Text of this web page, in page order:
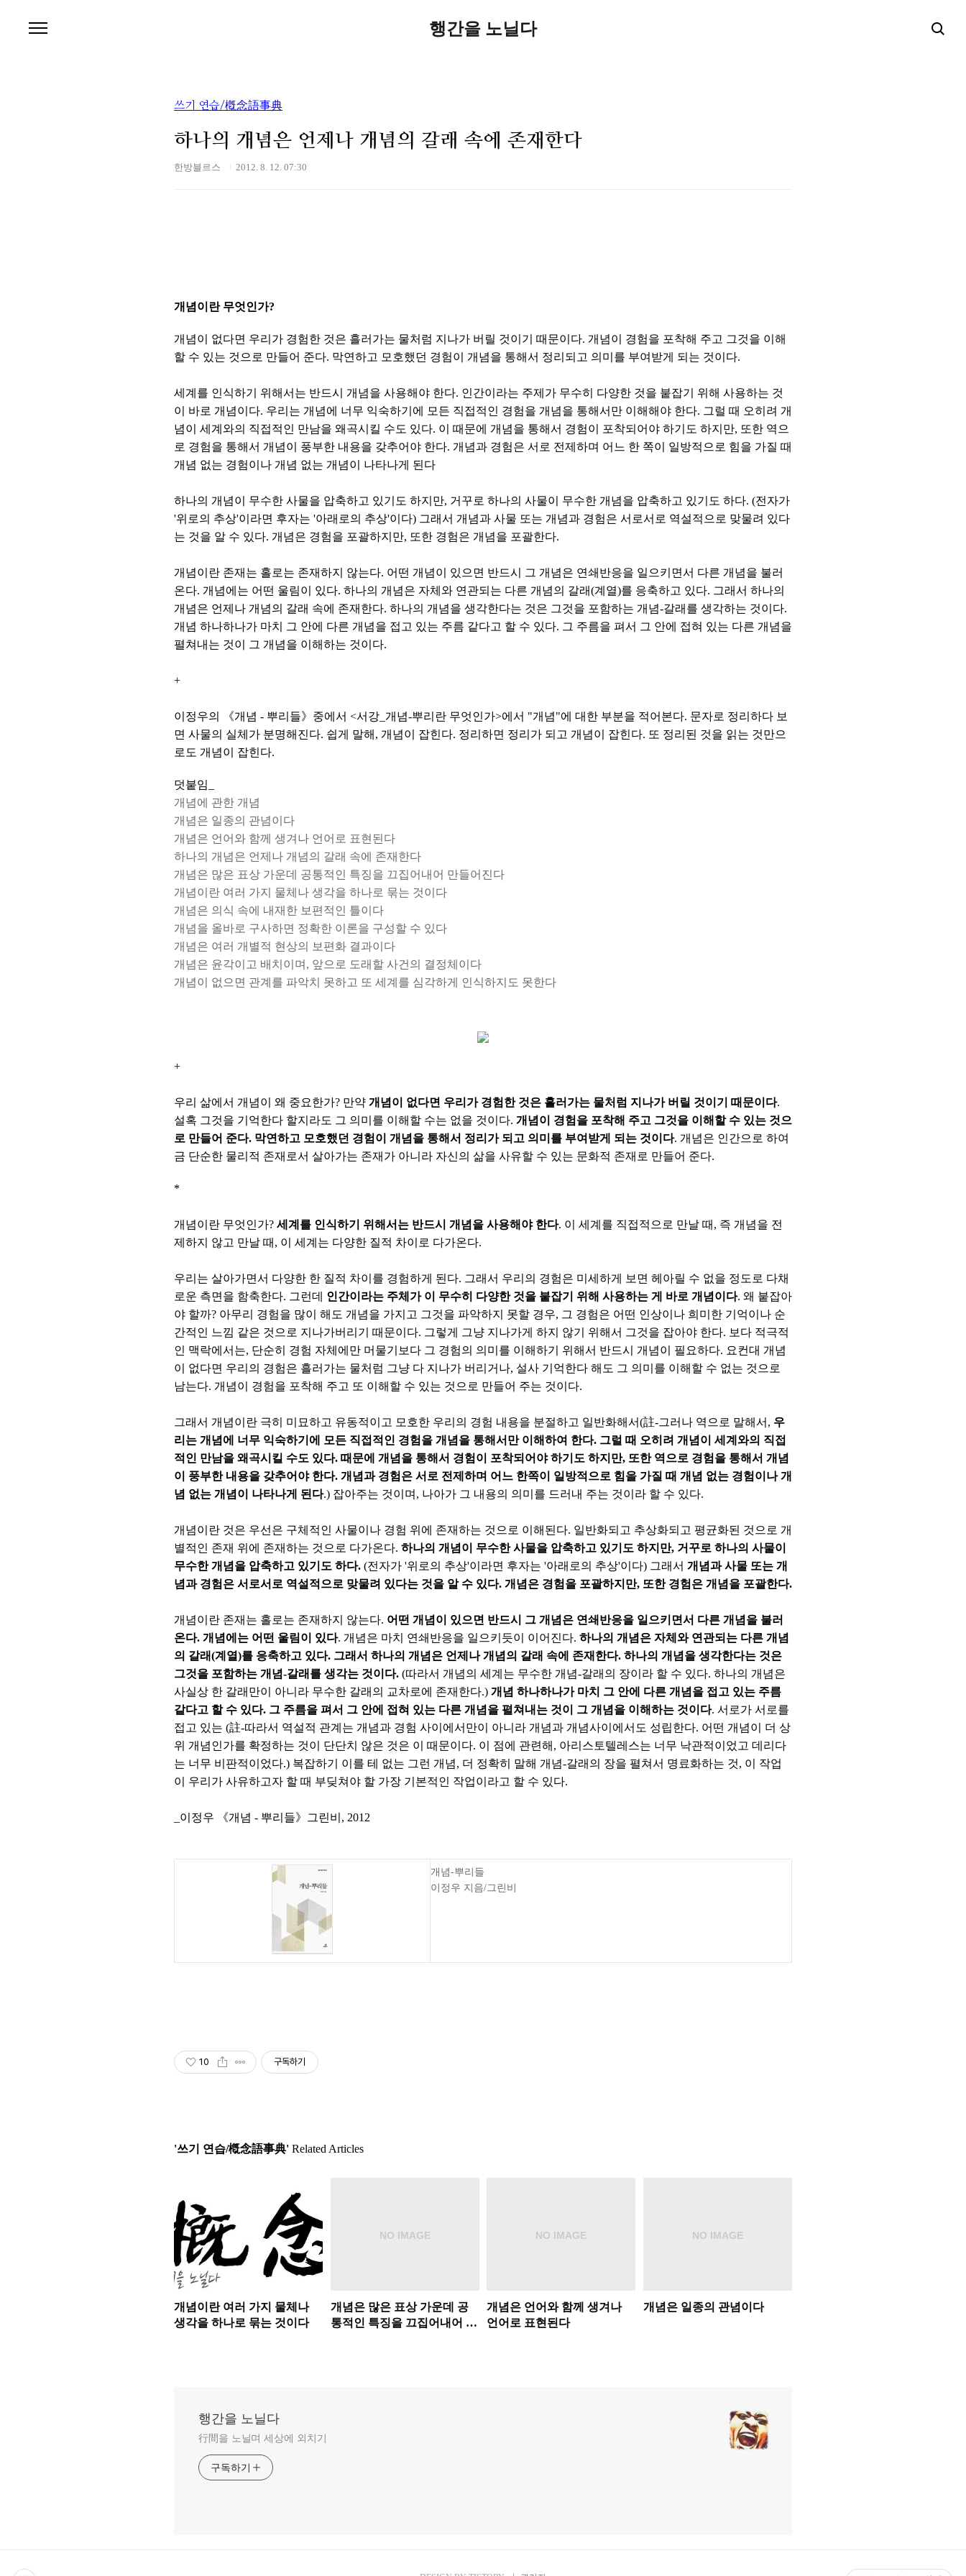
행간을 노닐다
쓰기 연습/槪念語事典
하나의 개념은 언제나 개념의 갈래 속에 존재한다
한방블르스 2012. 8. 12. 07:30
개념이란 무엇인가?
개념이 없다면 우리가 경험한 것은 흘러가는 물처럼 지나가 버릴 것이기 때문이다. 개념이 경험을 포착해 주고 그것을 이해
할 수 있는 것으로 만들어 준다. 막연하고 모호했던 경험이 개념을 통해서 정리되고 의미를 부여받게 되는 것이다.
세계를 인식하기 위해서는 반드시 개념을 사용해야 한다. 인간이라는 주제가 무수히 다양한 것을 붙잡기 위해 사용하는 것
이 바로 개념이다. 우리는 개념에 너무 익숙하기에 모든 직접적인 경험을 개념을 통해서만 이해해야 한다. 그럴 때 오히려 개
념이 세계와의 직접적인 만남을 왜곡시킬 수도 있다. 이 때문에 개념을 통해서 경험이 포착되어야 하기도 하지만, 또한 역으
로 경험을 통해서 개념이 풍부한 내용을 갖추어야 한다. 개념과 경험은 서로 전제하며 어느 한 쪽이 일방적으로 힘을 가질 때
개념 없는 경험이나 개념 없는 개념이 나타나게 된다
하나의 개념이 무수한 사물을 압축하고 있기도 하지만, 거꾸로 하나의 사물이 무수한 개념을 압축하고 있기도 하다. (전자가
'위로의 추상'이라면 후자는 '아래로의 추상'이다) 그래서 개념과 사물 또는 개념과 경험은 서로서로 역설적으로 맞물려 있다
는 것을 알 수 있다. 개념은 경험을 포괄하지만, 또한 경험은 개념을 포괄한다.
개념이란 존재는 홀로는 존재하지 않는다. 어떤 개념이 있으면 반드시 그 개념은 연쇄반응을 일으키면서 다른 개념을 불러
온다. 개념에는 어떤 울림이 있다. 하나의 개념은 자체와 연관되는 다른 개념의 갈래(계열)를 응축하고 있다. 그래서 하나의
개념은 언제나 개념의 갈래 속에 존재한다. 하나의 개념을 생각한다는 것은 그것을 포함하는 개념-갈래를 생각하는 것이다.
개념 하나하나가 마치 그 안에 다른 개념을 접고 있는 주름 같다고 할 수 있다. 그 주름을 펴서 그 안에 접혀 있는 다른 개념을
펼쳐내는 것이 그 개념을 이해하는 것이다.
+
이정우의 《개념 - 뿌리들》중에서 <서강_개념-뿌리란 무엇인가>에서 "개념"에 대한 부분을 적어본다. 문자로 정리하다 보
면 사물의 실체가 분명해진다. 쉽게 말해, 개념이 잡힌다. 정리하면 정리가 되고 개념이 잡힌다. 또 정리된 것을 읽는 것만으
로도 개념이 잡힌다.
덧붙임_
개념에 관한 개념
개념은 일종의 관념이다
개념은 언어와 함께 생겨나 언어로 표현된다
하나의 개념은 언제나 개념의 갈래 속에 존재한다
개념은 많은 표상 가운데 공통적인 특징을 끄집어내어 만들어진다
개념이란 여러 가지 물체나 생각을 하나로 묶는 것이다
개념은 의식 속에 내재한 보편적인 틀이다
개념을 올바로 구사하면 정확한 이론을 구성할 수 있다
개념은 여러 개별적 현상의 보편화 결과이다
개념은 윤각이고 배치이며, 앞으로 도래할 사건의 결정체이다
개념이 없으면 관계를 파악치 못하고 또 세계를 심각하게 인식하지도 못한다
+
우리 삶에서 개념이 왜 중요한가? 만약 개념이 없다면 우리가 경험한 것은 흘러가는 물처럼 지나가 버릴 것이기 때문이다.
설혹 그것을 기억한다 할지라도 그 의미를 이해할 수는 없을 것이다. 개념이 경험을 포착해 주고 그것을 이해할 수 있는 것으
로 만들어 준다. 막연하고 모호했던 경험이 개념을 통해서 정리가 되고 의미를 부여받게 되는 것이다. 개념은 인간으로 하여
금 단순한 물리적 존재로서 살아가는 존재가 아니라 자신의 삶을 사유할 수 있는 문화적 존재로 만들어 준다.
*
개념이란 무엇인가? 세계를 인식하기 위해서는 반드시 개념을 사용해야 한다. 이 세계를 직접적으로 만날 때, 즉 개념을 전
제하지 않고 만날 때, 이 세계는 다양한 질적 차이로 다가온다.
우리는 살아가면서 다양한 한 질적 차이를 경험하게 된다. 그래서 우리의 경험은 미세하게 보면 헤아릴 수 없을 정도로 다채
로운 측면을 함축한다. 그런데 인간이라는 주체가 이 무수히 다양한 것을 붙잡기 위해 사용하는 게 바로 개념이다. 왜 붙잡아
야 할까? 아무리 경험을 많이 해도 개념을 가지고 그것을 파악하지 못할 경우, 그 경험은 어떤 인상이나 희미한 기억이나 순
간적인 느낌 같은 것으로 지나가버리기 때문이다. 그렇게 그냥 지나가게 하지 않기 위해서 그것을 잡아야 한다. 보다 적극적
인 맥락에서는, 단순히 경험 자체에만 머물기보다 그 경험의 의미를 이해하기 위해서 반드시 개념이 필요하다. 요컨대 개념
이 없다면 우리의 경험은 흘러가는 물처럼 그냥 다 지나가 버리거나, 설사 기억한다 해도 그 의미를 이해할 수 없는 것으로
남는다. 개념이 경험을 포착해 주고 또 이해할 수 있는 것으로 만들어 주는 것이다.
그래서 개념이란 극히 미묘하고 유동적이고 모호한 우리의 경험 내용을 분절하고 일반화해서(註-그러나 역으로 말해서, 우
리는 개념에 너무 익숙하기에 모든 직접적인 경험을 개념을 통해서만 이해하여 한다. 그럴 때 오히려 개념이 세계와의 직접
적인 만남을 왜곡시킬 수도 있다. 때문에 개념을 통해서 경험이 포착되어야 하기도 하지만, 또한 역으로 경험을 통해서 개념
이 풍부한 내용을 갖추어야 한다. 개념과 경험은 서로 전제하며 어느 한쪽이 일방적으로 힘을 가질 때 개념 없는 경험이나 개
념 없는 개념이 나타나게 된다.) 잡아주는 것이며, 나아가 그 내용의 의미를 드러내 주는 것이라 할 수 있다.
개념이란 것은 우선은 구체적인 사물이나 경험 위에 존재하는 것으로 이해된다. 일반화되고 추상화되고 평균화된 것으로 개
별적인 존재 위에 존재하는 것으로 다가온다. 하나의 개념이 무수한 사물을 압축하고 있기도 하지만, 거꾸로 하나의 사물이
무수한 개념을 압축하고 있기도 하다. (전자가 '위로의 추상'이라면 후자는 '아래로의 추상'이다) 그래서 개념과 사물 또는 개
념과 경험은 서로서로 역설적으로 맞물려 있다는 것을 알 수 있다. 개념은 경험을 포괄하지만, 또한 경험은 개념을 포괄한다.
개념이란 존재는 홀로는 존재하지 않는다. 어떤 개념이 있으면 반드시 그 개념은 연쇄반응을 일으키면서 다른 개념을 불러
온다. 개념에는 어떤 울림이 있다. 개념은 마치 연쇄반응을 일으키듯이 이어진다. 하나의 개념은 자체와 연관되는 다른 개념
의 갈래(계열)를 응축하고 있다. 그래서 하나의 개념은 언제나 개념의 갈래 속에 존재한다. 하나의 개념을 생각한다는 것은
그것을 포함하는 개념-갈래를 생각는 것이다. (따라서 개념의 세계는 무수한 개념-갈래의 장이라 할 수 있다. 하나의 개념은
사실상 한 갈래만이 아니라 무수한 갈래의 교차로에 존재한다.) 개념 하나하나가 마치 그 안에 다른 개념을 접고 있는 주름
같다고 할 수 있다. 그 주름을 펴서 그 안에 접혀 있는 다른 개념을 펼쳐내는 것이 그 개념을 이해하는 것이다. 서로가 서로를
접고 있는 (註-따라서 역설적 관계는 개념과 경험 사이에서만이 아니라 개념과 개념사이에서도 성립한다. 어떤 개념이 더 상
위 개념인가를 확정하는 것이 단단치 않은 것은 이 때문이다. 이 점에 관련해, 아리스토텔레스는 너무 낙관적이었고 데리다
는 너무 비판적이었다.) 복잡하기 이를 테 없는 그런 개념, 더 정확히 말해 개념-갈래의 장을 펼쳐서 명료화하는 것, 이 작업
이 우리가 사유하고자 할 때 부딪쳐야 할 가장 기본적인 작업이라고 할 수 있다.
_이정우 《개념 - 뿌리들》그린비, 2012
개념-뿌리들
이정우 지음/그린비
10 구독하기
'쓰기 연습/槪念語事典' Related Articles
개념이란 여러 가지 물체나
생각을 하나로 묶는 것이다
개념은 많은 표상 가운데 공
통적인 특징을 끄집어내어 만
개념은 언어와 함께 생겨나
언어로 표현된다
개념은 일종의 관념이다
행간을 노닐다
行間을 노닐며 세상에 외치기
구독하기